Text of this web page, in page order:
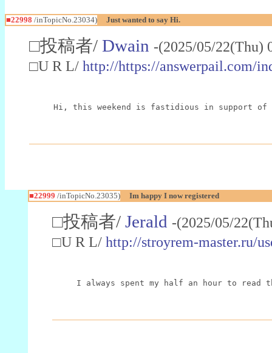
■22998 /inTopicNo.23034) Just wanted to say Hi.
□投稿者/ Dwain -(2025/05/
□U R L/ http://https://answerpail.com/
Hi, this weekend is fastidious in support of
■22999 /inTopicNo.23035) Im happy I now registered
□投稿者/ Jerald -(2025/05/
□U R L/ http://stroyrem-master.ru/
I always spent my half an hour to